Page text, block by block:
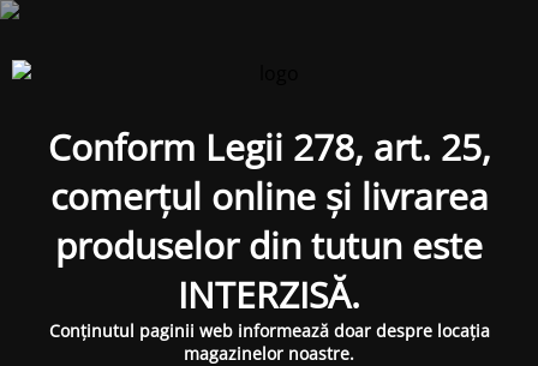
Conform Legii 278, art. 25,
comerțul online și livrarea
produselor din tutun este
INTERZISĂ.
Conținutul paginii web informează doar despre locația
magazinelor noastre.